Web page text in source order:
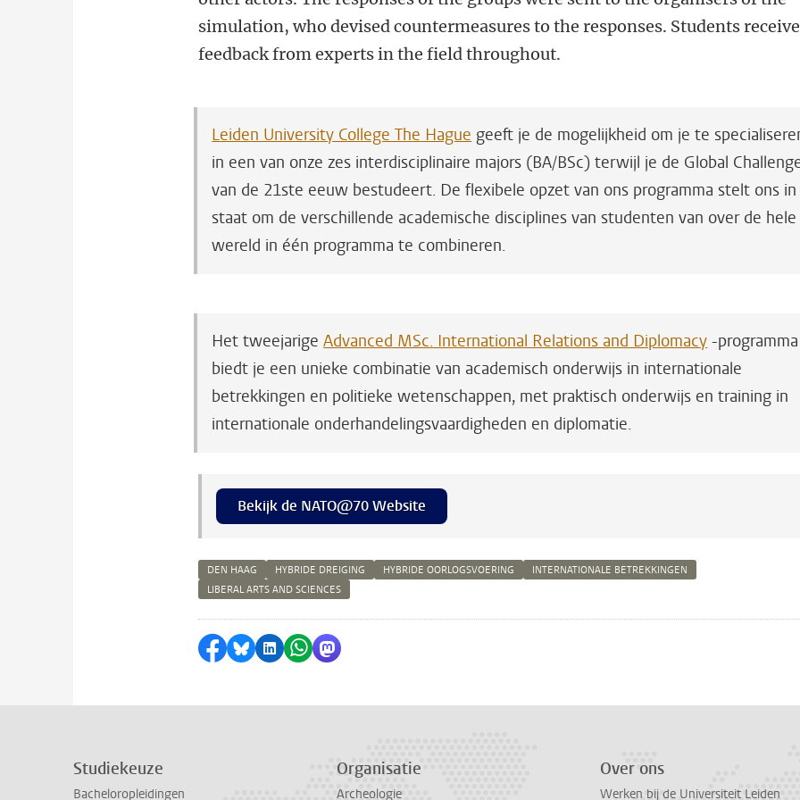
simulation, who devised countermeasures to the responses. Students
feedback from experts in the field throughout.
Leiden University College The Hague geeft je de mogelijkheid om je te
in een van onze zes interdisciplinaire majors (BA/BSc) terwijl je de Global
van de 21ste eeuw bestudeert. De flexibele opzet van ons programma stelt ons in
staat om de verschillende academische disciplines van studenten van over de hele
wereld in één programma te combineren.
Het tweejarigeAdvanced MSc. International Relations and Diplomacy -programma
biedt je een unieke combinatie van academisch onderwijs in internationale
betrekkingen en politieke wetenschappen, met praktisch onderwijs en training in
internationale onderhandelingsvaardigheden en diplomatie.
Bekijk de NATO@70 Website
DEN HAAG HYBRIDE DREIGING HYBRIDE OORLOGSVOERING
INTERNATIONALE BETREKKINGEN
LIBERAL ARTS AND SCIENCES
Delen op Facebook
Delen via Bluesky
Delen op LinkedIn
Delen via WhatsApp
Delen via Mastodon
Studiekeuze
Bacheloropleidingen
Organisatie
Archeologie
Over ons
Werken bij de Universiteit Leiden